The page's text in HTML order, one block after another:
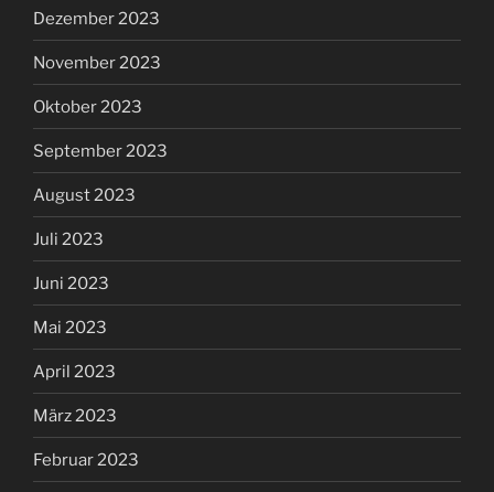
Dezember 2023
November 2023
Oktober 2023
September 2023
August 2023
Juli 2023
Juni 2023
Mai 2023
April 2023
März 2023
Februar 2023